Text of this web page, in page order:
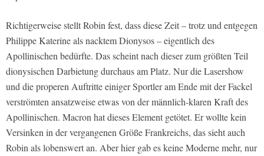
Richtigerweise stellt Robin fest, dass diese Zeit – trotz und entgegen
Philippe Katerine als nacktem Dionysos – eigentlich des
Apollinischen bedürfte. Das scheint nach dieser zum größten Teil
dionysischen Darbietung durchaus am Platz. Nur die Lasershow
und die properen Auftritte einiger Sportler am Ende mit der Fackel
verströmten ansatzweise etwas von der männlich-klaren Kraft des
Apollinischen. Macron hat dieses Element getötet. Er wollte kein
Versinken in der vergangenen Größe Frankreichs, das sieht auch
Robin als lobenswert an. Aber hier gab es keine Moderne mehr, nur